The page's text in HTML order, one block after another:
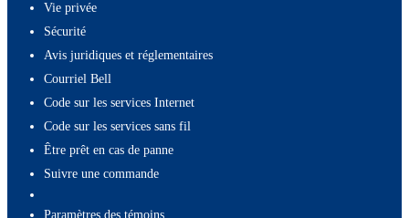
Vie privée
Sécurité
Avis juridiques et réglementaires
Courriel Bell
Code sur les services Internet
Code sur les services sans fil
Être prêt en cas de panne
Suivre une commande
paramètres des témoins